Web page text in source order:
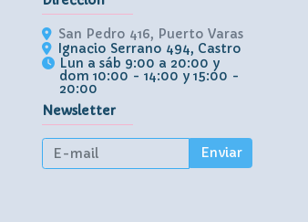
San Pedro 416, Puerto Varas
Ignacio Serrano 494, Castro
Lun a sáb 9:00 a 20:00 y
dom 10:00 - 14:00 y 15:00 -
20:00
Newsletter
Enviar